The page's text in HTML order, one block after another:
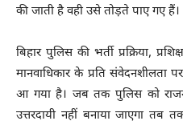
की जाती है वही उसे तोड़ते पाए गए हैं।
बिहार पुलिस की भर्ती प्रक्रिया,
मानवाधिकार के प्रति संवेदनशीलता
आ गया है। जब तक पुलिस को
उत्तरदायी नहीं बनाया जाएगा